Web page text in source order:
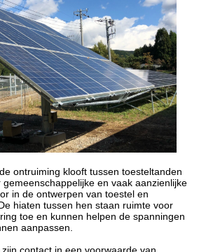
ontruiming klooft tussen toesteltanden
en vaak aanzienlijke
in de ontwerpen van toestel en
hiaten tussen hen staan ruimte voor
toe en kunnen helpen de spanningen
aanpassen.
contact in een voorwaarde van